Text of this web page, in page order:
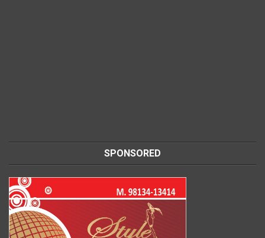
SPONSORED